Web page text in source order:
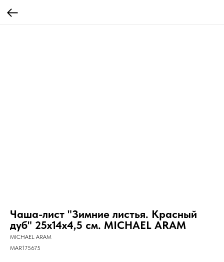
Чаша-лист "Зимние листья. Красный
дуб" 25х14х4,5 см. MICHAEL ARAM
MICHAEL ARAM
MAR175675